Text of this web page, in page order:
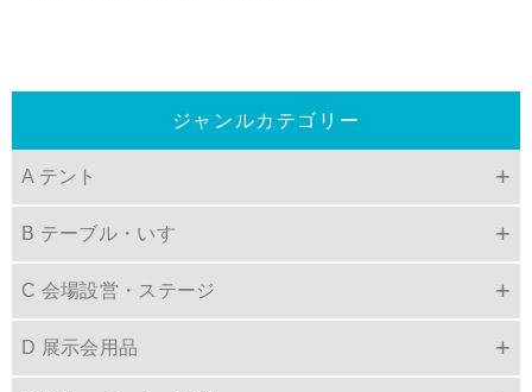
ジャンルカテゴリー
A テント
B テーブル・いす
C 会場設営・ステージ
D 展示会用品